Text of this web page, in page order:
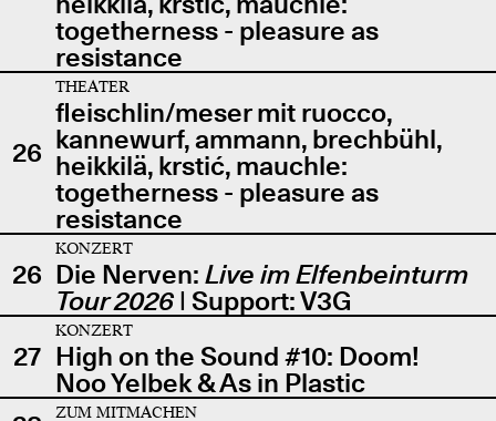
togetherness - pleasure as
resistance
26
THEATER
fleischlin/meser mit ruocco,
kannewurf, ammann, brechbühl,
heikkilä, krstić, mauchle:
togetherness - pleasure as
resistance
26
KONZERT
Die Nerven: Live im Elfenbeinturm
Tour 2026| Support: V3G
27
KONZERT
High on the Sound #10: Doom!
Noo Yelbek & As in Plastic
ZUM MITMACHEN